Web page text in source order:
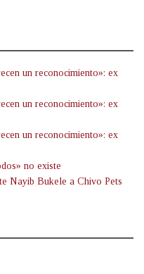
un reconocimiento»: ex
un reconocimiento»: ex
un reconocimiento»: ex
no existe
Nayib Bukele a Chivo Pets